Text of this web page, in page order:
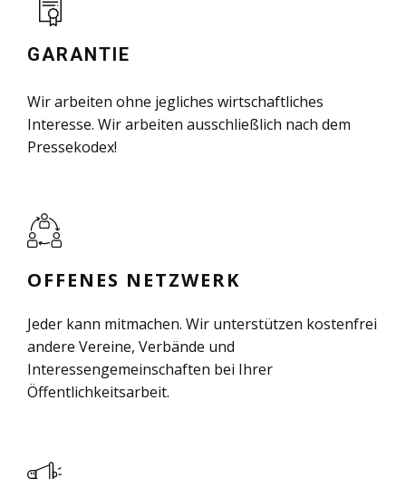
GARANTIE
Wir arbeiten ohne jegliches wirtschaftliches
Interesse. Wir arbeiten ausschließlich nach dem
Pressekodex!
OFFENES NETZWERK
Jeder kann mitmachen. Wir unterstützen kostenfrei
andere Vereine, Verbände und
Interessengemeinschaften bei Ihrer
Öffentlichkeitsarbeit.